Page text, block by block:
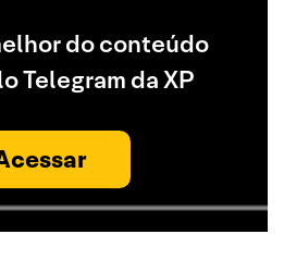
do conteúdo
Telegram da XP